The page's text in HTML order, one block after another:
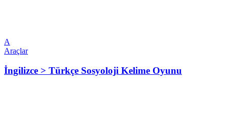
A
Araçlar
İngilizce > Türkçe Sosyoloji Kelime Oyunu